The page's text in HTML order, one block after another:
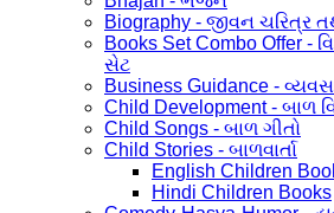
Biography - જીવન ચરિત્ર
Books Set Combo Offer -
સેટ
Business Guidance -
Child Development - બાળ
Child Songs - બાળ ગીતો
Child Stories - બાળવાર્તા
English Children
Hindi Children Books